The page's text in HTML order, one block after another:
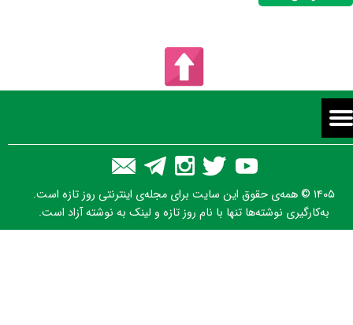
۱۴۰۵ © همه‌ی حقوق این سایت برای مجله‌ی اینترنتی روز تازه است.
به‌کارگیری نوشته‌ها تنها با نام روز تازه و لینک به نوشته آزاد است.